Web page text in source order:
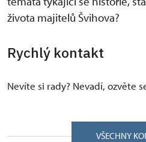
života majitelů Švihova?
Rychlý kontakt
Nevíte si rady? Nevadí, ozvěte
VŠECHNY